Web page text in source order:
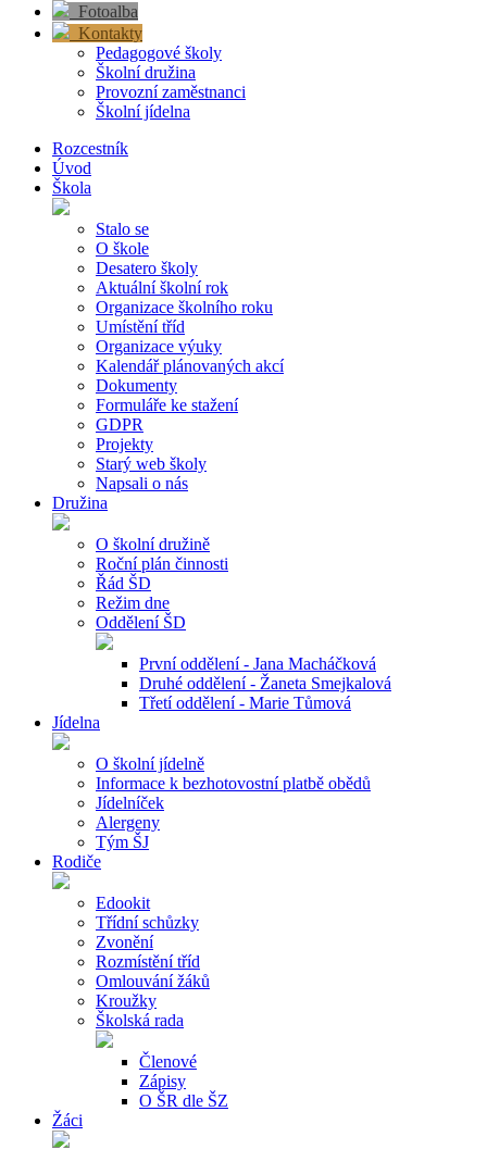
Fotoalba
Kontakty
Pedagogové školy
Školní družina
Provozní zaměstnanci
Školní jídelna
Rozcestník
Úvod
Škola
Stalo se
O škole
Desatero školy
Aktuální školní rok
Organizace školního roku
Umístění tříd
Organizace výuky
Kalendář plánovaných akcí
Dokumenty
Formuláře ke stažení
GDPR
Projekty
Starý web školy
Napsali o nás
Družina
O školní družině
Roční plán činnosti
Řád ŠD
Režim dne
Oddělení ŠD
První oddělení - Jana Macháčková
Druhé oddělení - Žaneta Smejkalová
Třetí oddělení - Marie Tůmová
Jídelna
O školní jídelně
Informace k bezhotovostní platbě obědů
Jídelníček
Alergeny
Tým ŠJ
Rodiče
Edookit
Třídní schůzky
Zvonění
Rozmístění tříd
Omlouvání žáků
Kroužky
Školská rada
Členové
Zápisy
O ŠR dle ŠZ
Žáci